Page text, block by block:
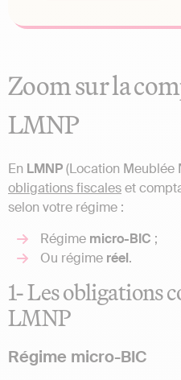
Zoom sur la
LMNP
En LMNP(Location Meublée
obligations fiscaleset
selon votre régime :
Régime micro-BIC ;
Ou régime réel.
1- Les obligations
LMNP
Régime micro-BIC